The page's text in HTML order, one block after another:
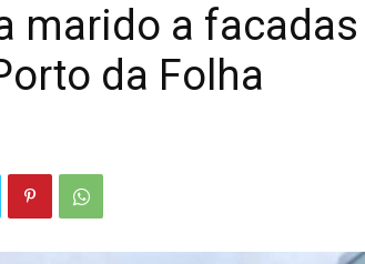
marido a
da Folha